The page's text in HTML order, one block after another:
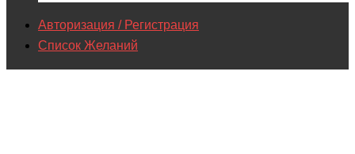
Авторизация / Регистрация
Список Желаний